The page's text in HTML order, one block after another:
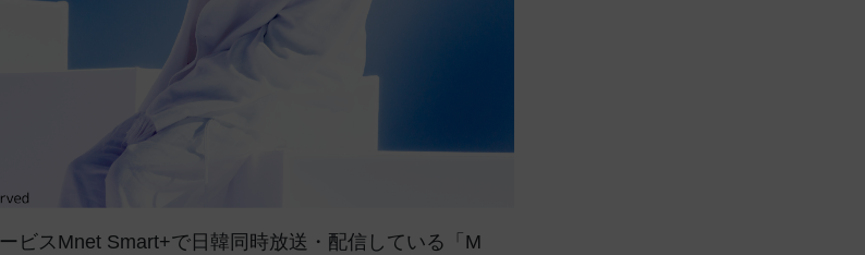
ビスMnet Smart+で日韓同時放送・配信している「M